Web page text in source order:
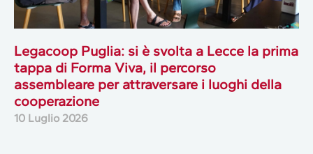
Legacoop Puglia: si è svolta a Lecce la prima
tappa di Forma Viva, il percorso
assembleare per attraversare i luoghi della
cooperazione
10 Luglio 2026